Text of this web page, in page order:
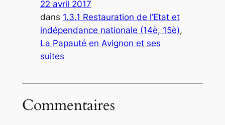
22 avril 2017
dans 1.3.1 Restauration de l’Etat et
indépendance nationale (14è, 15è)
La Papauté en Avignon et ses
suites
Commentaires